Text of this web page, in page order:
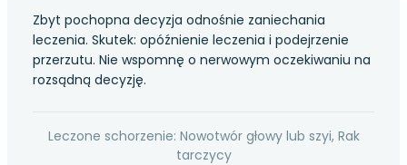
Zbyt pochopna decyzja odnośnie zaniechania
leczenia. Skutek: opóźnienie leczenia i podejrzenie
przerzutu. Nie wspomnę o nerwowym oczekiwaniu na
rozsądną decyzję.
Leczone schorzenie: Nowotwór głowy lub szyi, Rak
tarczycy